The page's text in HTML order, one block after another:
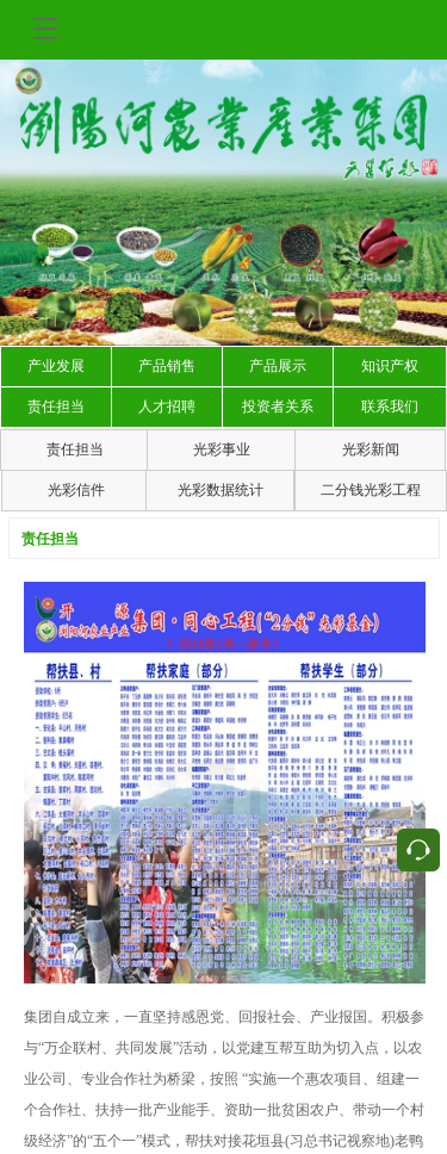
T
g
l
e
n
a
v
i
g
a
t
i
o
n
产业发展 产品销售 产品展示 知识产权
责任担当 人才招聘 投资者关系 联系我们
按钮
责任担当 光彩事业 光彩新闻
光彩信件 光彩数据统计 二分钱光彩工程
责任担当
集团自成立来，一直坚持感恩党、回报社会、产业报国。积极参
与“万企联村、共同发展”活动，以党建互帮互助为切入点，以农
业公司、专业合作社为桥梁，按照 “实施一个惠农项目、组建一
个合作社、扶持一批产业能手、资助一批贫困农户、带动一个村
级经济”的“五个一”模式，帮扶对接花垣县(习总书记视察地)老鸭